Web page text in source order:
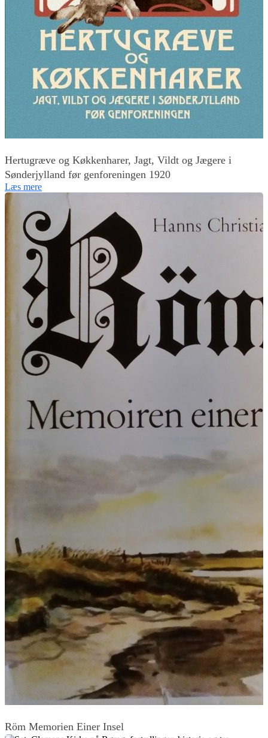
Hertugræve og Køkkenharer, Jagt, Vildt og Jægere i
Sønderjylland før genforeningen 1920
Læs mere
Röm Memorien Einer Insel